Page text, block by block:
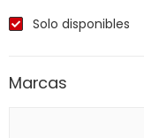
Solo disponibles
Marcas